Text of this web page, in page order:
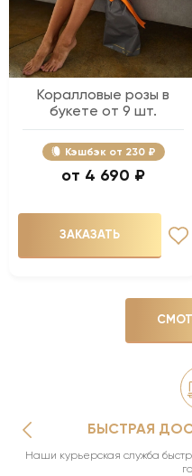
Коралловые розы в
букете от 9 шт.
Кэшбэк 230 ₽
4 690 ₽
ЗАКАЗАТЬ
любую точку
Мы сделаем фото